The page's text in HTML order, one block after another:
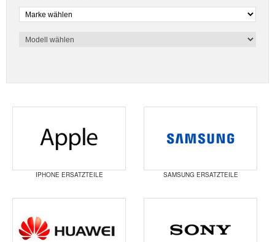
IPHONE ERSATZTEILE SAMSUNG ERSATZTEILE